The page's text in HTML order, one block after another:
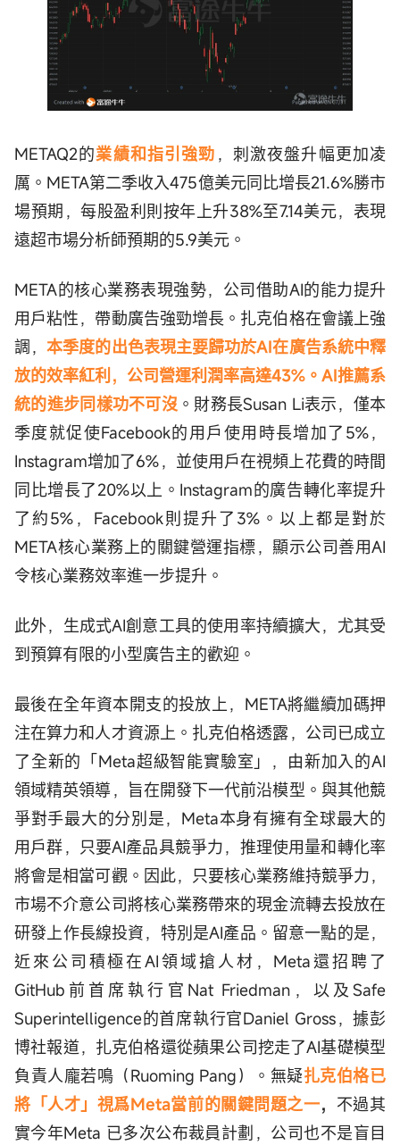
METAQ2的業績和指引強勁 ，刺激夜盤升幅更加凌
厲。META第二季收入475億美元同比增長21.6%勝市
場預期，每股盈利則按年上升38%至7.14美元，表現
遠超市場分析師預期的5.9美元。
META的核心業務表現強勢，公司借助AI的能力提升
用戶粘性，帶動廣告強勁增長。扎克伯格在會議上強
調，本季度的出色表現主要歸功於AI在廣告系統中釋
放的效率紅利，公司營運利潤率高達43%。AI推薦系
統的進步同樣功不可沒 。財務長Susan Li表示，僅本
季度就促使Facebook的用戶使用時長增加了5%，
Instagram增加了6%，並使用戶在視頻上花費的時間
同比增長了20%以上。Instagram的廣告轉化率提升
了約5%，Facebook則提升了3%。以上都是對於
META核心業務上的關鍵營運指標，顯示公司善用AI
令核心業務效率進一步提升。
此外，生成式AI創意工具的使用率持續擴大，尤其受
到預算有限的小型廣告主的歡迎。
最後在全年資本開支的投放上，META將繼續加碼押
注在算力和人才資源上。扎克伯格透露，公司已成立
了全新的「Meta超級智能實驗室」，由新加入的AI
領域精英領導，旨在開發下一代前沿模型。與其他競
爭對手最大的分別是，Meta本身有擁有全球最大的
用戶群，只要AI產品具競爭力，推理使用量和轉化率
將會是相當可觀。因此，只要核心業務維持競爭力，
市場不介意公司將核心業務帶來的現金流轉去投放在
研發上作長線投資，特別是AI產品。留意一點的是，
近來公司積極在AI領域搶人材，Meta還招聘了
GitHub前首席執行官Nat Friedman，以及Safe
Superintelligence的首席執行官Daniel Gross，據彭
博社報道，扎克伯格還從蘋果公司挖走了AI基礎模型
負責人龐若鳴（Ruoming Pang）。無疑扎克伯格已
將「人才」視爲Meta當前的關鍵問題之一， 不過其
實今年Meta 已多次公布裁員計劃，公司也不是盲目